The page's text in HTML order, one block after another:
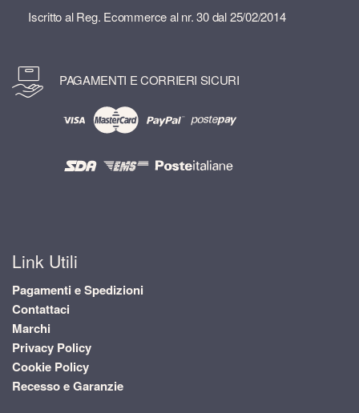
Iscritto al Reg. Ecommerce al nr. 30 dal 25/02/2014
PAGAMENTI E CORRIERI SICURI
Link Utili
Pagamenti e Spedizioni
Contattaci
Marchi
Privacy Policy
Cookie Policy
Recesso e Garanzie